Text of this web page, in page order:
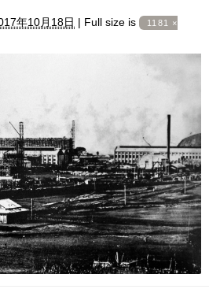
年10月18日 | Full size is 1181 ×